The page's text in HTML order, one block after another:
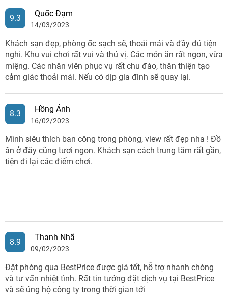
9.3 Quốc Đạm
14/03/2023
Khách sạn đẹp, phòng ốc sạch sẽ, thoải mái và đầy đủ tiện
nghi. Khu vui chơi rất vui và thú vị. Các món ăn rất ngon, vừa
miệng. Các nhân viên phục vụ rất chu đáo, thân thiện tạo
cảm giác thoải mái. Nếu có dịp gia đình sẽ quay lại.
8.3 Hồng Ánh
16/02/2023
Mình siêu thích ban công trong phòng, view rất đẹp nha ! Đồ
ăn ở đây cũng tươi ngon. Khách sạn cách trung tâm rất gần,
tiện đi lại các điểm chơi.
8.9 Thanh Nhã
09/02/2023
Đặt phòng qua BestPrice được giá tốt, hỗ trợ nhanh chóng
và tư vấn nhiệt tình. Rất tin tưởng đặt dịch vụ tại BestPrice
và sẽ ủng hộ công ty trong thời gian tới